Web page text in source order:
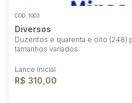
COD. 1003
Diversos
Duzentos e quarenta e oito (248)
tamanhos variados
Lance Inicial
R$ 310,00